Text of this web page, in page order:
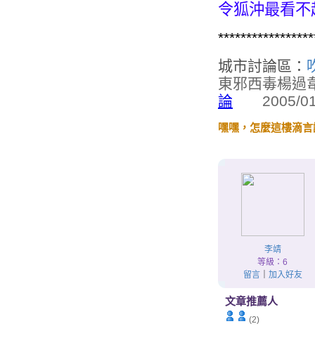
令狐沖最看
城市討論區：
東邪西毒楊過
論 2005/01/
嘿嘿，怎麼這樓滴
李靖
等級：6
留言｜ 加入好友
文章推薦人
(2)